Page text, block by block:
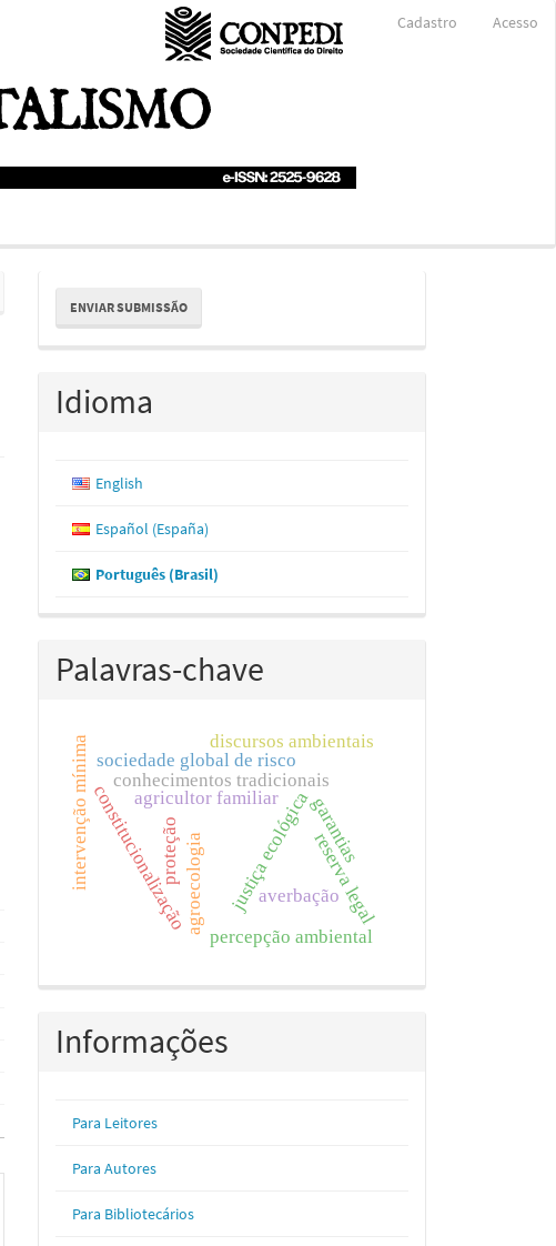
Cadastro Acesso
Enviar
Submissão
ENVIAR SUBMISSÃO
Idioma
English
Español (España)
Português (Brasil)
Palavras-chave
justiça ecológica
agroecologia
conhecimentos tradicionais
agricultor familiar
constitucionalização
sociedade global de risco
discursos ambientais
averbaçãoreserva legal
percepção ambiental
intervenção mínima garantias
proteção
Informações
Para Leitores
Para Autores
Para Bibliotecários